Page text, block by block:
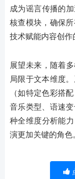
成为谣言传播的
核查模块，确保
技术赋能内容创作
展望未来，随着
局限于文本维度
（如特定色彩搭
音乐类型、语速
种全维度分析能
演更加关键的角色。